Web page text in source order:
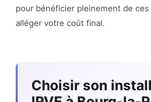
pour bénéficier pleinement de
alléger votre coût final.
Choisir son